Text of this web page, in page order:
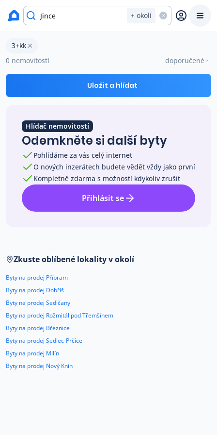
+ okolí
Prodat
Prodej s Reas.cz
Ceny prodaných nemovitostí
Okamžitý výkup
Přehled realitních makléřů
O nás
Kariéra
Kontakt
okres Příbram
Byty 3+kk na prodej Jince
3+kk
0 nemovitostí
doporučené
Uložit a hlídat
Hlídač nemovitostí
Odemkněte si další byty
Pohlídáme za vás celý internet
O nových inzerátech budete vědět vždy jako první
Kompletně zdarma s možností kdykoliv zrušit
Přihlásit se
Zkuste oblíbené lokality v okolí
Byty na prodej Příbram
Byty na prodej Dobříš
Byty na prodej Sedlčany
Byty na prodej Rožmitál pod Třemšínem
Byty na prodej Březnice
Byty na prodej Sedlec-Prčice
Byty na prodej Milín
Byty na prodej Nový Knín